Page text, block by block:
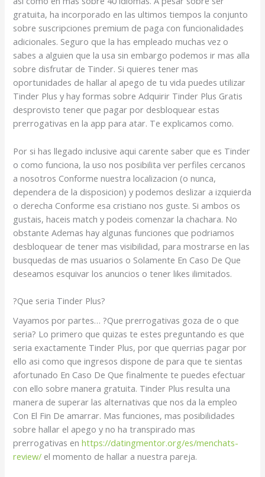
gratuita, ha incorporado en las ultimos tiempos la conjunto
sobre suscripciones premium de paga con funcionalidades
adicionales. Seguro que la has empleado muchas vez o
sabes a alguien que la usa sin embargo podemos ir mas alla
sobre disfrutar de Tinder. Si quieres tener mas
oportunidades de hallar al apego de tu vida puedes utilizar
Tinder Plus y hay formas sobre Adquirir Tinder Plus Gratis
desprovisto tener que pagar por desbloquear estas
prerrogativas en la app para atar. Te explicamos como.
Por si has llegado inclusive aqui carente saber que es Tinder
o como funciona, la uso nos posibilita ver perfiles cercanos
a nosotros Conforme nuestra localizacion (o nunca,
dependera de la disposicion) y podemos deslizar a izquierda
o derecha Conforme esa cristiano nos guste. Si ambos os
gustais, haceis match y podeis comenzar la chachara. No
obstante Ademas hay algunas funciones que podri­amos
desbloquear de tener mas visibilidad, para mostrarse en las
busquedas de mas usuarios o Solamente En Caso De Que
deseamos esquivar los anuncios o tener likes ilimitados.
?Que seri­a Tinder Plus?
Vayamos por partes… ?Que prerrogativas goza de o que
seri­a? Lo primero que quizas te estes preguntando es que
seri­a exactamente Tinder Plus, por que querrias pagar por
ello asi­ como que ingresos dispone de para que te sientas
afortunado En Caso De Que finalmente te puedes efectuar
con ello sobre manera gratuita. Tinder Plus resulta una
manera de superar las alternativas que nos da la empleo
Con El Fin De amarrar. Mas funciones, mas posibilidades
sobre hallar el apego y no ha transpirado mas
prerrogativas enhttps://datingmentor.org/es/menchats-
review/ el momento de hallar a nuestra pareja.